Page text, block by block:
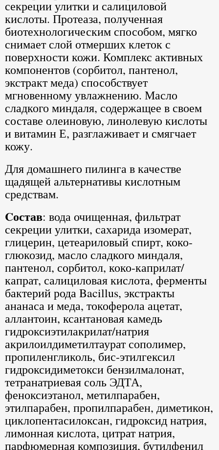
секреции улитки и салициловой
кислоты. Протеаза, полученная
биотехнологическим способом, мягко
снимает слой отмерших клеток с
поверхности кожи. Комплекс активных
компонентов (сорбитол, пантенол,
экстракт меда) способствует
мгновенному увлажнению. Масло
сладкого миндаля, содержащее в своем
составе олеиновую, линолевую кислоты
и витамин Е, разглаживает и смягчает
кожу.
Для домашнего пилинга в качестве
щадящей альтернативы кислотным
средствам.
Cостав: вода очищенная, фильтрат
секреции улитки, сахарида изомерат,
глицерин, цетеариловый спирт, коко-
глюкозид, масло сладкого миндаля,
пантенол, сорбитол, коко-каприлат/
капрат, салициловая кислота, ферменты
бактерий рода Bacillus, экстракты
ананаса и меда, токоферола ацетат,
аллантоин, ксантановая камедь
гидроксиэтилакрилат/натрия
акрилоилдиметилтаурат сополимер,
пропиленгликоль, бис-этилгексил
гидроксидиметокси бензилмалонат,
тетранатриевая соль ЭДТА,
феноксиэтанол, метилпарабен,
этилпарабен, пропилпарабен, диметикон,
циклопентасилоксан, гидроксид натрия,
лимонная кислота, цитрат натрия,
парфюмерная композиция, бутилфенил